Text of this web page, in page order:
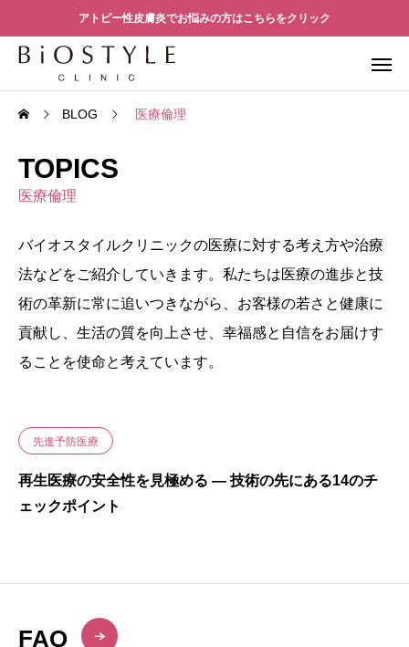
アトピー性皮膚炎でお悩みの方はこちらをクリック
BLOG 医療倫理
TOPICS
医療倫理
バイオスタイルクリニックの医療に対する考え方や治療
法などをご紹介していきます。私たちは医療の進歩と技
術の革新に常に追いつきながら、お客様の若さと健康に
貢献し、生活の質を向上させ、幸福感と自信をお届けす
ることを使命と考えています。
先進予防医療
再生医療の安全性を見極める ― 技術の先にある14のチ
ェックポイント
FAQ